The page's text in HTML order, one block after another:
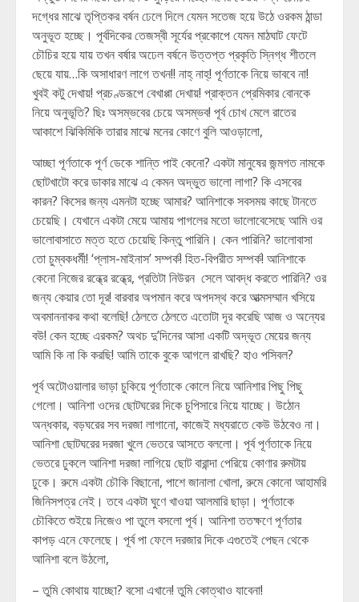
দগ্ধের মাঝে তৃপ্তিকর বর্ষন ঢেলে দিলে যেমন সতেজ হয়ে উঠে ওরকম ঠান্ডা
অনুভূত হচ্ছে। পূর্বদিকের তেজস্বী সূর্যের প্রকোপে যেমন মাঠঘাট ফেটে
চৌচির হয়ে যায় তখন বর্ষার অঢেল বর্ষনে উত্তপ্ত প্রকৃতি স্নিগ্ধ শীতলে
ছেয়ে যায়…কি অসাধারণ লাগে তখন!! নাহ্ নাহ্! পূর্ণতাকে নিয়ে ভাববে না!
খুবই কটু দেখায়! প্রচণ্ডরূপে বেখাপ্পা দেখায়! প্রাক্তন প্রেমিকার বোনকে
নিয়ে অনুভূতি? ছিঃ অসম্ভবের চেয়ে অসম্ভব! পূর্ব চোখ মেলে রাতের
আকাশে ঝিকিমিকি তারার মাঝে মনের কোণে বুলি আওড়ালো,
আচ্ছা পূর্ণতাকে পূর্ণ ডেকে শান্তি পাই কেনো? একটা মানুষের জন্মগত নামকে
ছোটখাটো করে ডাকার মাঝে এ কেমন অদ্ভুত ভালো লাগা? কি এসবের
কারন? কিসের জন্য এমনটা হচ্ছে আমার? আনিশাকে সবসময় কাছে টানতে
চেয়েছি। যেখানে একটা মেয়ে আমায় পাগলের মতো ভালোবেসেছে আমি ওর
ভালোবাসাতে মত্ত হতে চেয়েছি কিন্তু পারিনি। কেন পারিনি? ভালোবাসা
তো চুম্বকধর্মী! ‘প্লাস-মাইনাস’ সম্পর্ক! হিত-বিপরীত সম্পর্ক! আনিশাকে
কেনো নিজের রন্ধ্রে রন্ধ্রে, প্রতিটা নিউরন সেলে আবদ্ধ করতে পারিনি? ওর
জন্য কেয়ার তো দূর! বারবার অপমান করে অপদস্থ করে আত্মসম্মান খসিয়ে
অবমাননাকর কথা বলেছি! ঠেলতে ঠেলতে এতোটা দূর করেছি আজ ও অন্যের
বউ! কেন হচ্ছে এরকম? অথচ দু’দিনের আসা একটি অদ্ভূত মেয়ের জন্য
আমি কি না কি করছি! আমি তাকে বুকে আগলে রাখছি? হাও পসিবল?
পূর্ব অটোওয়ালার ভাড়া চুকিয়ে পূর্ণতাকে কোলে নিয়ে আনিশার পিছু পিছু
গেলো। আনিশা ওদের ছোটঘরের দিকে চুপিসারে নিয়ে যাচ্ছে। উঠোন
অন্ধকার, বড়ঘরের সব দরজা লাগানো, কাজেই মধ্যরাতে কেউ উঠবেও না।
আনিশা ছোটঘরের দরজা খুলে ভেতরে আসতে বললো। পূর্ব পূর্ণতাকে নিয়ে
ভেতরে ঢুকলে আনিশা দরজা লাগিয়ে ছোট বারান্দা পেরিয়ে কোণার রুমটায়
ঢুকে। রুমে একটা চৌকি বিছানো, পাশে জানালা খোলা, রুমে কোনো আহামরি
জিনিসপত্র নেই। তবে একটা ঘুণে খাওয়া আলমারি ছাড়া। পূর্ণতাকে
চৌকিতে শুইয়ে নিজেও পা তুলে বসলো পূর্ব। আনিশা ততক্ষণে পূর্ণতার
কাপড় এনে ফেলেছে। পূর্ব পা ফেলে দরজার দিকে এগুতেই পেছন থেকে
আনিশা বলে উঠলো,
– তুমি কোথায় যাচ্ছো? বসো এখানে! তুমি কোত্থাও যাবেনা!